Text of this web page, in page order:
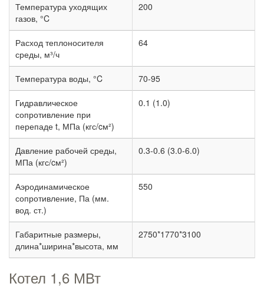
Температура уходящих
газов, °C
200
Расход теплоносителя
среды, м³/ч
64
Температура воды, °C 70-95
Гидравлическое
сопротивление при
перепаде t, МПа (кгс/cм²)
0.1 (1.0)
Давление рабочей среды,
МПа (кгс/cм²)
0.3-0.6 (3.0-6.0)
Аэродинамическое
сопротивление, Па (мм.
вод. ст.)
550
Габаритные размеры,
длина*ширина*высота, мм
2750*1770*3100
Котел 1,6 МВт